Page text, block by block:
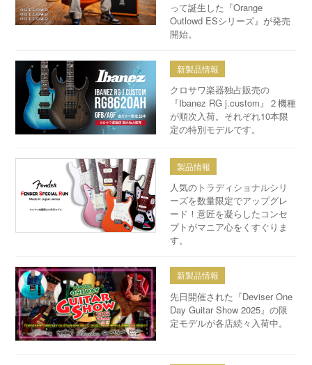
って誕生した『Orange
Outlowd ESシリーズ』が発売
開始。
新製品情報
クロサワ楽器独占販売の
『Ibanez RG j.custom』２機種
が順次入荷。それぞれ10本限
定の特別モデルです。
製品情報
人気のトラディショナルシリ
ーズを数量限定でアップグレ
ード！意匠を凝らしたコンセ
プトがマニア心をくすぐりま
す。
新製品情報
先日開催された『Deviser One
Day Guitar Show 2025』の限
定モデルが各店続々入荷中。